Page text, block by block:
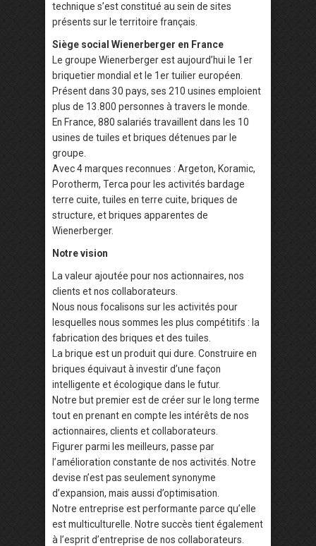
technique s’est constitué au sein de sites
présents sur le territoire français.
Siège social Wienerberger en France
Le groupe Wienerberger est aujourd’hui le 1er
briquetier mondial et le 1er tuilier européen.
Présent dans 30 pays, ses 210 usines emploient
plus de 13.800 personnes à travers le monde.
En France, 880 salariés travaillent dans les 10
usines de tuiles et briques détenues par le
groupe.
Avec 4 marques reconnues : Argeton, Koramic,
Porotherm, Terca pour les activités bardage
terre cuite, tuiles en terre cuite, briques de
structure, et briques apparentes de
Wienerberger.
Notre vision
La valeur ajoutée pour nos actionnaires, nos
clients et nos collaborateurs.
Nous nous focalisons sur les activités pour
lesquelles nous sommes les plus compétitifs : la
fabrication des briques et des tuiles.
La brique est un produit qui dure. Construire en
briques équivaut à investir d’une façon
intelligente et écologique dans le futur.
Notre but premier est de créer sur le long terme
tout en prenant en compte les intérêts de nos
actionnaires, clients et collaborateurs.
Figurer parmi les meilleurs, passe par
l’amélioration constante de nos activités. Notre
devise n’est pas seulement synonyme
d’expansion, mais aussi d’optimisation.
Notre entreprise est performante parce qu’elle
est multiculturelle. Notre succès tient également
à l’esprit d’entreprise de nos collaborateurs.